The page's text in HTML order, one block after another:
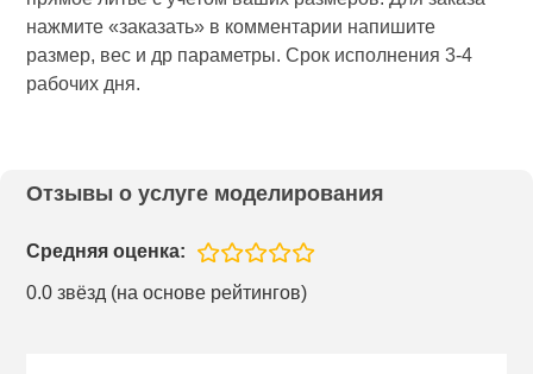
нажмите «заказать» в комментарии напишите
размер, вес и др параметры. Срок исполнения 3-4
рабочих дня.
Отзывы о услуге моделирования
Средняя оценка:
0.0 звёзд (на основе рейтингов)